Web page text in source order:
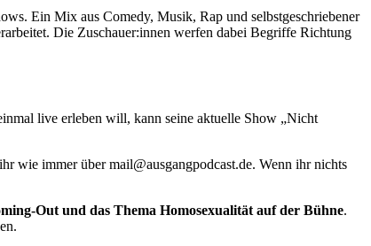
Ein Mix aus Comedy, Musik, Rap und selbstgeschriebener
Die Zuschauer:innen werfen dabei Begriffe Richtung
live erleben will, kann seine aktuelle Show „Nicht
wie immer über mail@ausgangpodcast.de. Wenn ihr nichts
Out und das Thema Homosexualität auf der Bühne.